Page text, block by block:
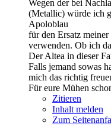
Wegen der bei
(Metallic) würde ich
Apoloblau
für den Ersatz
verwenden. Ob ich
Der Altea in dieser
Falls jemand sowas
mich das richtig
Für eure Mühen
Zitieren
Inhalt melden
Zum